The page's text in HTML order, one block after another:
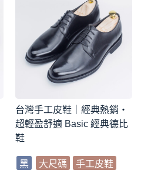
台灣手工皮鞋｜經典熱銷・
超輕盈舒適 Basic 經典德比
鞋
黑 大尺碼
手工皮鞋